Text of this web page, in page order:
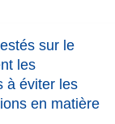
sur le
les
à éviter les
en matière